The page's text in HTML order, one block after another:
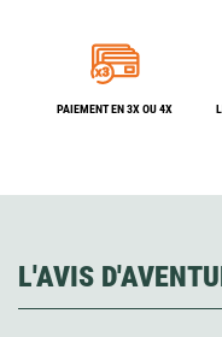
PAIEMENT EN 3X OU 4X
L'AVIS